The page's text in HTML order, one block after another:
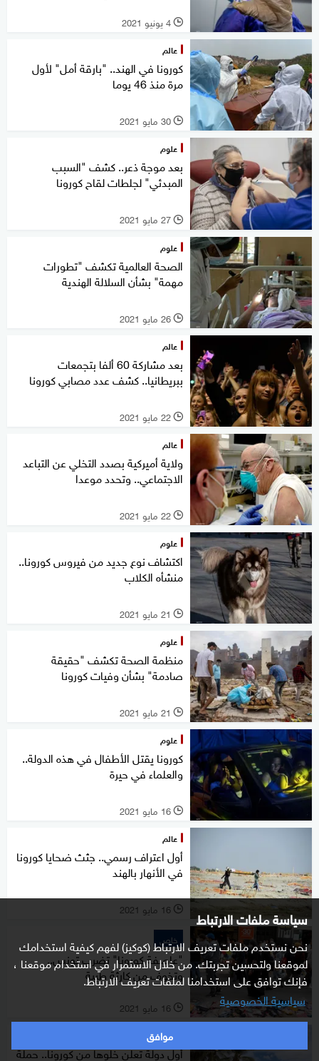
سياسة ملفات الارتباط
نحن نستخدم ملفات تعريف الارتباط (كوكيز) لفهم كيفية استخدامك
لموقعنا ولتحسين تجربتك. من خلال الاستمرار في استخدام موقعنا ،
فإنك توافق على استخدامنا لملفات تعريف الارتباط.
سياسية الخصوصية
موافق
l 4 يونيو 2021
عالم
كورونا في الهند.. "بارقة أمل" لأول
مرة منذ 46 يوما
l 30 مايو 2021
علوم
بعد موجة ذعر.. كشف "السبب
المبدئي" لجلطات لقاح كورونا
l 27 مايو 2021
علوم
الصحة العالمية تكشف "تطورات
مهمة" بشأن السلالة الهندية
l 26 مايو 2021
عالم
بعد مشاركة 60 ألفا بتجمعات
ببريطانيا.. كشف عدد مصابي كورونا
l 22 مايو 2021
عالم
ولاية أميركية بصدد التخلي عن التباعد
الاجتماعي.. وتحدد موعدا
l 22 مايو 2021
علوم
اكتشاف نوع جديد من فيروس كورونا..
منشأه الكلاب
l 21 مايو 2021
علوم
منظمة الصحة تكشف "حقيقة
صادمة" بشأن وفيات كورونا
l 21 مايو 2021
علوم
كورونا يقتل الأطفال في هذه الدولة..
والعلماء في حيرة
l 16 مايو 2021
عالم
أول اعتراف رسمي.. جثث ضحايا كورونا
في الأنهار بالهند
l 16 مايو 2021
خاص
"عاصفة كورونا" تضرب تونس..
وتخوف من كارثة طبية
l 16 مايو 2021
عالم
أول دولة تعلن خلوها من كورونا.. حملة